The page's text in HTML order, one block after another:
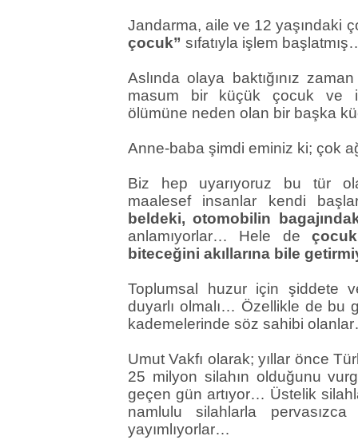
Jandarma, aile ve 12 yaşındaki
çocuk” sıfatıyla işlem
Aslında olaya baktığınız
masum bir küçük çocuk ve
ölümüne neden olan bir başka
Anne-baba şimdi eminiz ki; çok
Biz hep uyarıyoruz bu tür
maalesef insanlar kendi
beldeki, otomobilin
anlamıyorlar… Hele de
biteceğini akıllarına bile
Toplumsal huzur için şiddete
duyarlı olmalı… Özellikle de bu
kademelerinde söz sahibi
Umut Vakfı olarak; yıllar önce
25 milyon silahın olduğunu
geçen gün artıyor… Üstelik
namlulu silahlarla
yayımlıyorlar…